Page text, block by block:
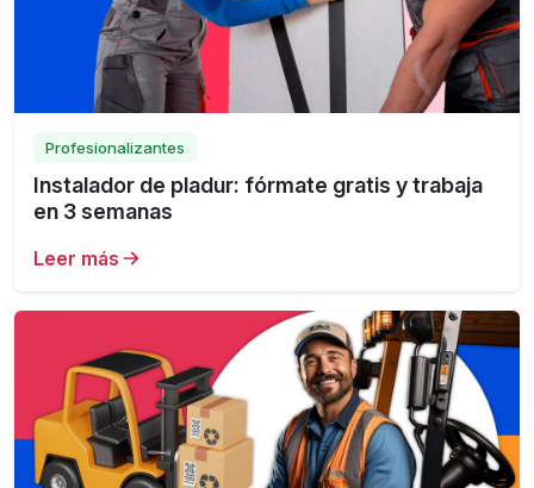
Profesionalizantes
Instalador de pladur: fórmate gratis y trabaja
en 3 semanas
Leer más